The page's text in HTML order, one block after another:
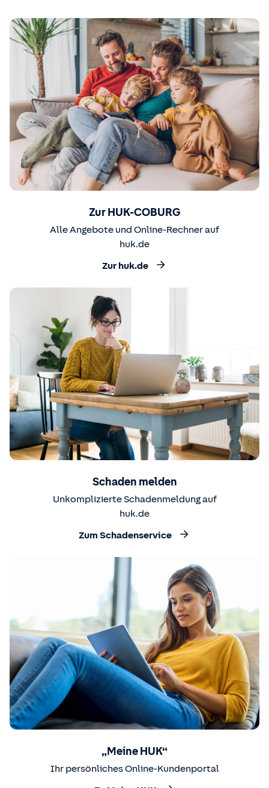
Zur HUK-COBURG
Alle Angebote und Online-Rechner auf
huk.de
Zur huk.de
Schaden melden
Unkomplizierte Schadenmeldung auf
huk.de
Zum Schadenservice
„Meine HUK“
Ihr persönliches Online-Kundenportal